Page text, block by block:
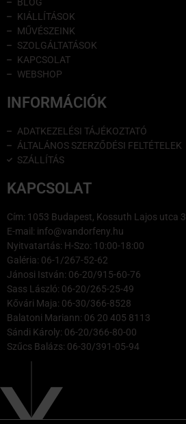
KIÁLLÍTÁSOK
MŰVÉSZEINK
SZOLGÁLTATÁSOK
KAPCSOLAT
WEBSHOP
INFORMÁCIÓK
ADATKEZELÉSI TÁJÉKOZTATÓ
ÁLTALÁNOS SZERZŐDÉSI FELTÉTELEK
SZÁLLÍTÁS
KAPCSOLAT
Cím: 1053 Budapest, Kossuth Lajos utca 3.
E-mail: info@vandorfeny.hu
Nyitvatartás: H-Szo: 10:00-18:00
Galéria: 06-1/267-52-62
Jánosi István: 06-20/915-60-76
Sass László: 06-20/265-25-49
Kővári Maja: 06-30/366-8528
Balatoni Mariann: 06 20 405 8113
Sándi Károly: 06-20/366-80-00
Szűcs Balázs: 06-30/391-05-94